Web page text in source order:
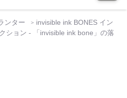
ンター
invisible ink BONES イン
ション - 「invisible ink bone」の落